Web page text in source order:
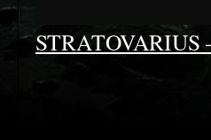
STRATOVARIUS